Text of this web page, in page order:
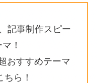
記事制作スピー
！
おすすめテーマ
ちら！